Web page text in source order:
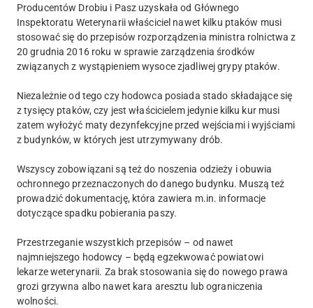
Producentów Drobiu i Pasz uzyskała od Głównego
Inspektoratu Weterynarii właściciel nawet kilku ptaków musi
stosować się do przepisów rozporządzenia ministra rolnictwa z
20 grudnia 2016 roku w sprawie zarządzenia środków
związanych z wystąpieniem wysoce zjadliwej grypy ptaków.
Niezależnie od tego czy hodowca posiada stado składające się
z tysięcy ptaków, czy jest właścicielem jedynie kilku kur musi
zatem wyłożyć maty dezynfekcyjne przed wejściami i wyjściami
z budynków, w których jest utrzymywany drób.
Wszyscy zobowiązani są też do noszenia odzieży i obuwia
ochronnego przeznaczonych do danego budynku. Muszą też
prowadzić dokumentację, która zawiera m.in. informacje
dotyczące spadku pobierania paszy.
Przestrzeganie wszystkich przepisów – od nawet
najmniejszego hodowcy – będą egzekwować powiatowi
lekarze weterynarii. Za brak stosowania się do nowego prawa
grozi grzywna albo nawet kara aresztu lub ograniczenia
wolności.